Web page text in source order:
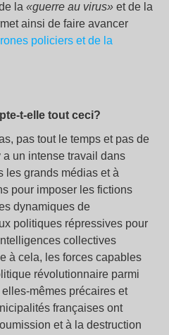
la «guerre au virus» et de la
ainsi de faire avancer
policiers et de la
t-elle tout ceci?
pas tout le temps et pas de
a un intense travail dans
les grands médias et à
pour imposer les fictions
dynamiques de
politiques répressives pour
collectives
à cela, les forces capables
révolutionnaire parmi
mêmes précaires et
françaises ont
et à la destruction